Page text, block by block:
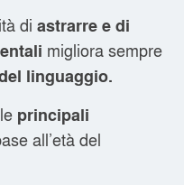
di astrarre e di
migliora sempre
linguaggio.
principali
all’età del